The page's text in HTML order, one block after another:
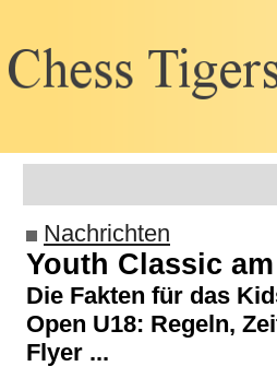
Nachrichten
Youth Classic
Die Fakten für das
Open U18: Regeln,
Flyer ...